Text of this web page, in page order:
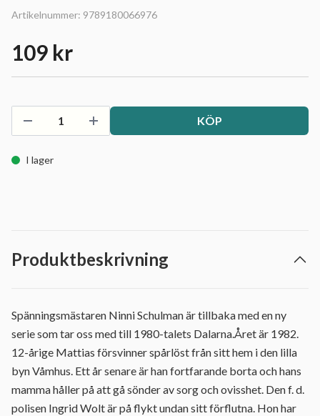
Artikelnummer: 9789180066976
109 kr
KÖP
I lager
Produktbeskrivning
Spänningsmästaren Ninni Schulman är tillbaka med en ny
serie som tar oss med till 1980-talets Dalarna.Året är 1982.
12-årige Mattias försvinner spårlöst från sitt hem i den lilla
byn Våmhus. Ett år senare är han fortfarande borta och hans
mamma håller på att gå sönder av sorg och ovisshet. Den f. d.
polisen Ingrid Wolt är på flykt undan sitt förflutna. Hon har